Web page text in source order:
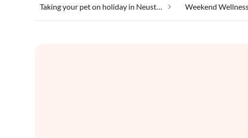
Taking your pet on holiday in Neustift in Stubaital